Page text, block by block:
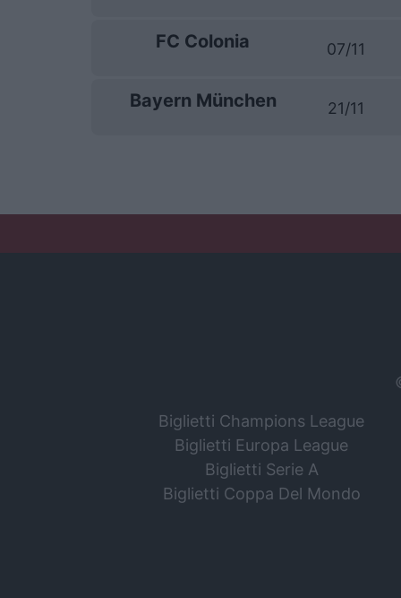
FC Colonia 07/11
Bayern München 21/11
Biglietti Champions League
Biglietti Europa League
Biglietti Serie A
Biglietti Coppa Del Mondo